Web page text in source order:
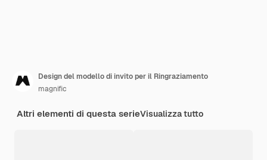
Design del modello di invito per il Ringraziamento
magnific
Altri elementi di questa serieVisualizza tutto